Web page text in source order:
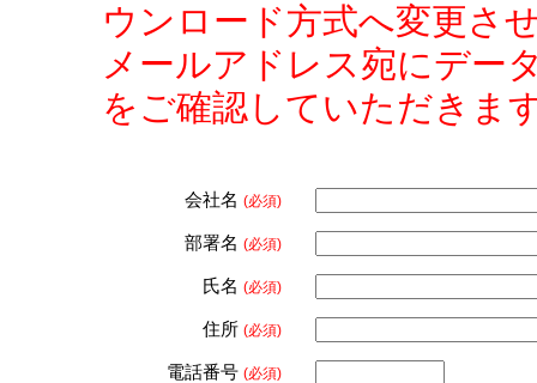
ウンロード方式へ変更さ
メールアドレス宛にデー
をご確認していただきま
会社名 (必須)
部署名 (必須)
氏名 (必須)
住所 (必須)
電話番号 (必須)